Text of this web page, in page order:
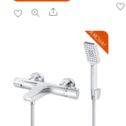
Share
AKCIJA!